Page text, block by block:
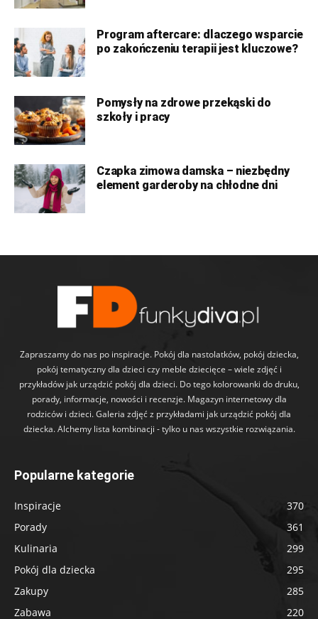
Program aftercare: dlaczego wsparcie
po zakończeniu terapii jest kluczowe?
Pomysły na zdrowe przekąski do
szkoły i pracy
Czapka zimowa damska – niezbędny
element garderoby na chłodne dni
Zapraszamy do nas po inspiracje. Pokój dla nastolatków, pokój dziecka,
pokój tematyczny dla dzieci czy meble dziecięce – wiele zdjęć i
przykładów jak urządzić pokój dla dzieci. Do tego kolorowanki do druku,
porady, informacje, nowości i recenzje. Magazyn internetowy dla
rodziców i dzieci. Galeria zdjęć z przykładami jak urządzić pokój dla
dziecka. Alchemy lista kombinacji - tylko u nas wszystkie rozwiązania.
Popularne kategorie
Inspiracje
370
Porady
361
Kulinaria
299
Pokój dla dziecka
295
Zakupy
285
Zabawa
220